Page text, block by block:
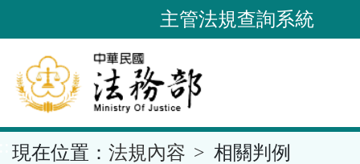
到
要
內
容
區
主管法規查詢系統
現在位置： 法規內容 相關判例